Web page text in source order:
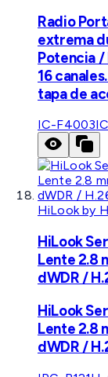
Radio
extrema
Potencia /
16
tapa de
IC-F4003
HiLook by
HiLook
Lente 2.8
dWDR /
HiLook
Lente 2.8
dWDR /